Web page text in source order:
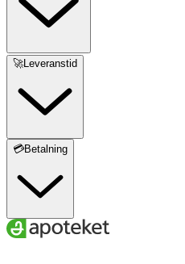
🚀Leveranstid
💳Betalning